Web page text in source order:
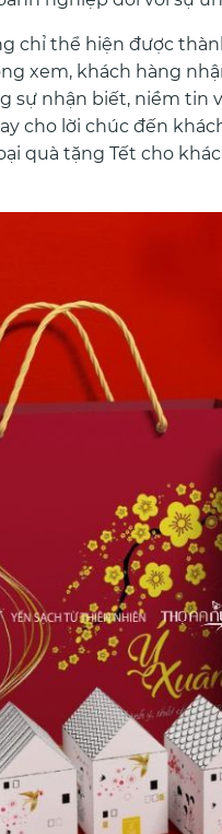
chỉ thể hiện được
xem, khách hàng
sự nhận biết, niềm
cho lời chúc đến
quà tặng Tết cho